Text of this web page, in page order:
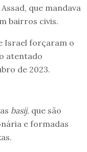
que mandava
bairros civis.
Israel forçaram o
atentado
de 2023.
basij, que são
e formadas